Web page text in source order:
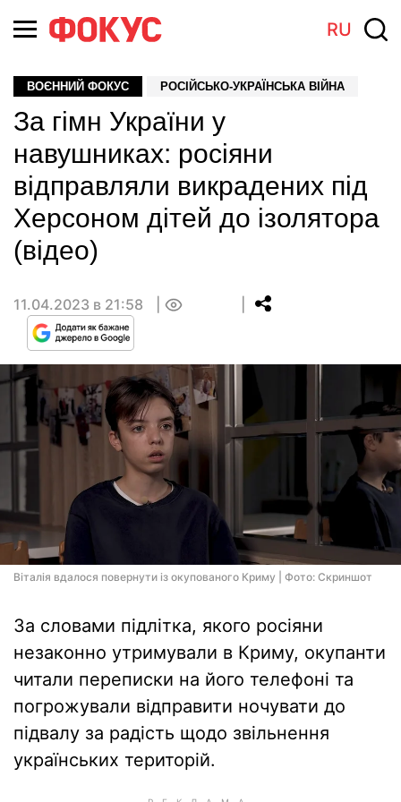
RU
ВОЄННИЙ ФОКУС РОСІЙСЬКО-УКРАЇНСЬКА ВІЙНА
За гімн України у
навушниках: росіяни
відправляли викрадених під
Херсоном дітей до ізолятора
(відео)
11.04.2023 в 21:58
Віталія вдалося повернути із окупованого Криму | Фото: Скриншот
За словами підлітка, якого росіяни
незаконно утримували в Криму, окупанти
читали переписки на його телефоні та
погрожували відправити ночувати до
підвалу за радість щодо звільнення
українських територій.